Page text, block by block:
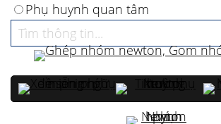
Phụ huynh quan tâm